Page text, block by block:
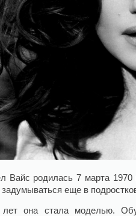
Вайс родилась 7 марта
задумываться еще в
она стала моделью.